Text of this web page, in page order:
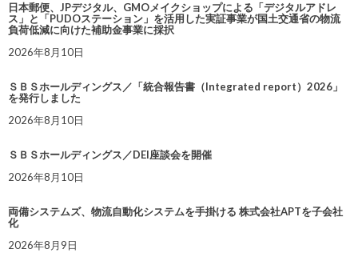
日本郵便、JPデジタル、GMOメイクショップによる「デジタルアドレ
ス」と「PUDOステーション」を活用した実証事業が国土交通省の物流
負荷低減に向けた補助金事業に採択
2026年8月10日
ＳＢＳホールディングス／「統合報告書（Integrated report）2026」
を発行しました
2026年8月10日
ＳＢＳホールディングス／DEI座談会を開催
2026年8月10日
両備システムズ、物流自動化システムを手掛ける 株式会社APTを子会社
化
2026年8月9日